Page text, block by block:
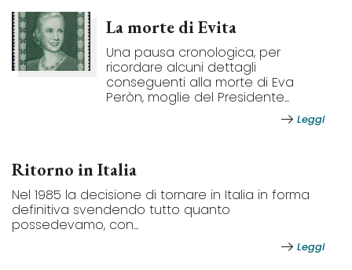
La morte di Evita
Una pausa cronologica, per
ricordare alcuni dettagli
conseguenti alla morte di Eva
Peròn, moglie del Presidente...
Leggi
Ritorno in Italia
Nel 1985 la decisione di tornare in Italia in forma
definitiva svendendo tutto quanto
possedevamo, con...
Leggi